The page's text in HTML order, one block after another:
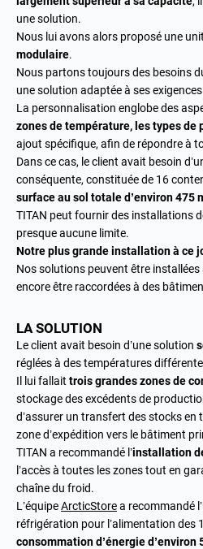
une solution.
Nous lui avons alors proposé une
modulaire.
Nous partons toujours des besoins
une solution adaptée à ses
La personnalisation englobe des
zones de température, les types de
ajout spécifique, afin de répondre à
Dans ce cas, le client avait besoin
conséquente, constituée de 16
surface au sol totale d’environ 475
TITAN peut fournir des installations
presque aucune limite.
Notre plus grande installation à ce
Nos solutions peuvent être installées
encore être raccordées à des
LA SOLUTION
Le client avait besoin d’une solution
réglées à des températures
Il lui fallait trois grandes zones de
stockage des excédents de
d’assurer un transfert des stocks en
zone d’expédition vers le bâtiment
TITAN a recommandé l’installation
l’accès à toutes les zones tout en
chaîne du froid.
L’équipeArcticStorea recommandé
réfrigération pour l’alimentation des
consommation d’énergie d’environ